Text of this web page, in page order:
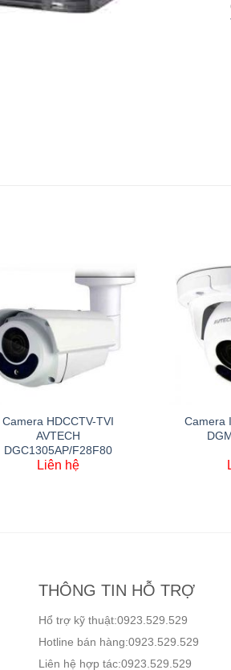
Camera HDCCTV-TVI
AVTECH
DGC1305AP/F28F80
Liên hệ
Camera
THÔNG TIN HỖ TRỢ
Hổ trợ kỹ thuật:0923.529.529
Hotline bán hàng:0923.529.529
Liên hệ hợp tác:0923.529.529